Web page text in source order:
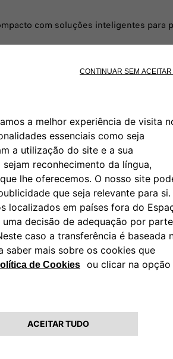
com soluções inteligentes para